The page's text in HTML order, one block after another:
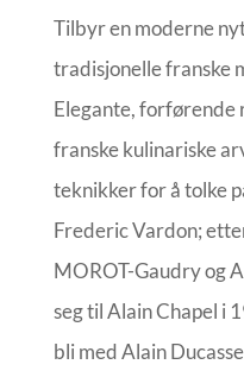
Tilbyr en moderne
tradisjonelle franske
Elegante,
franske kulinariske
teknikker for å tolke
Frederic Vardon;
MOROT-Gaudry og
seg til Alain Chapel i
bli med Alain